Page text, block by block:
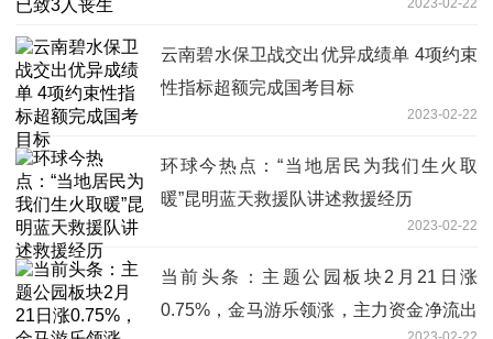
2023-02-22
云南碧水保卫战交出优异成绩单 4项约束
性指标超额完成国考目标
2023-02-22
环球今热点：“当地居民为我们生火取
暖”昆明蓝天救援队讲述救援经历
2023-02-22
当前头条：主题公园板块2月21日涨
0.75%，金马游乐领涨，主力资金净流出